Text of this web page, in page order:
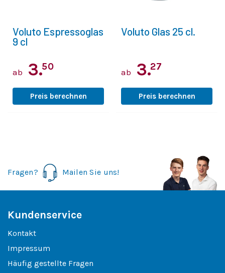
Voluto Espressoglas
9 cl
ab 3.50
Preis berechnen
Voluto Glas 25 cl.
ab 3.27
Preis berechnen
Fragen? Mailen Sie uns!
Kundenservice
Kontakt
Impressum
Häufig gestellte Fragen